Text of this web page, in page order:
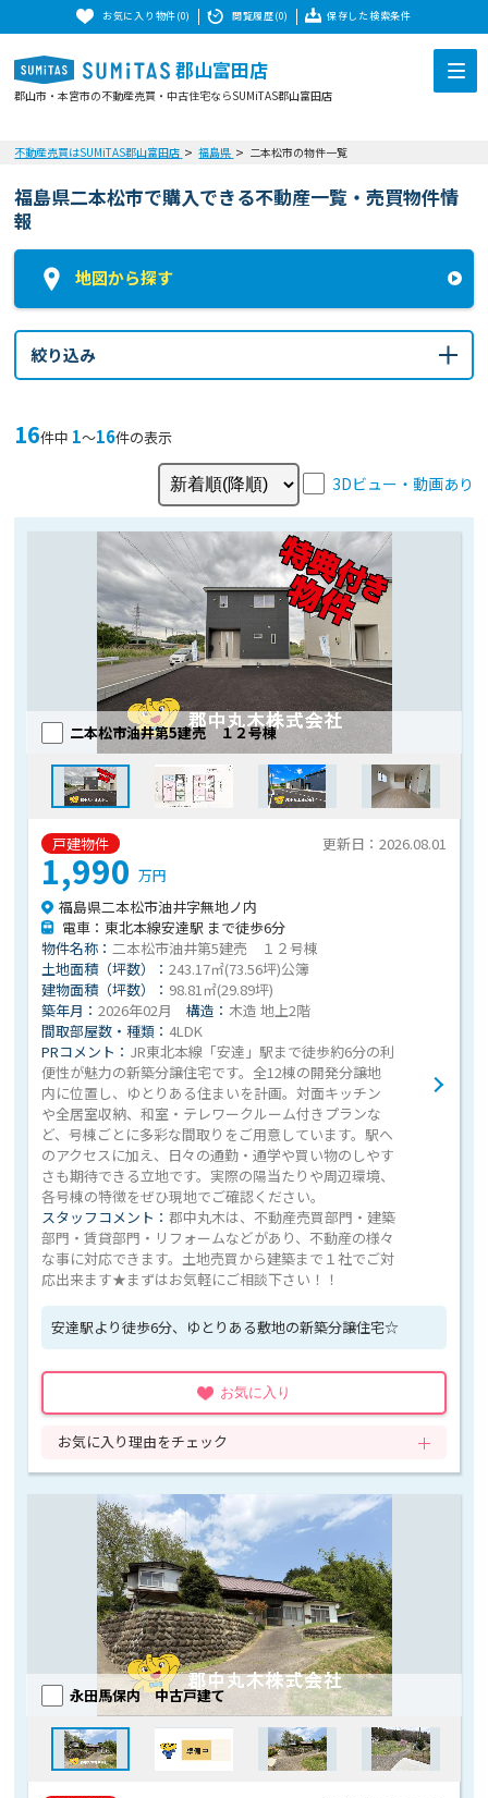
お気に入り物件(0) 閲覧履歴(0) 保存した検索条件
郡山富田店
郡山市・本宮市の不動産売買・中古住宅ならSUMiTAS郡山富田店
不動産売買はSUMiTAS郡山富田店 福島県 二本松市の物件一覧
福島県二本松市で購入できる不動産一覧・売買物件情
報
地図から探す
絞り込み
16件中 1〜16件の表示
3Dビュー・動画あり
戸建物件
二本松市油井第5建売 １２号棟
更新日：2026.08.01
1,990万円
福島県二本松市油井字無地ノ内
電車：東北本線安達駅 まで徒歩6分
物件名称：二本松市油井第5建売 １２号棟
土地面積（坪数）：243.17㎡(73.56坪)公簿
建物面積（坪数）： 98.81㎡(29.89坪)
築年月：2026年02月 構造：木造 地上2階
間取部屋数・種類： 4LDK
PRコメント： JR東北本線「安達」駅まで徒歩約6分の利
便性が魅力の新築分譲住宅です。全12棟の開発分譲地
内に位置し、ゆとりある住まいを計画。対面キッチン
や全居室収納、和室・テレワークルーム付きプランな
ど、号棟ごとに多彩な間取りをご用意しています。駅へ
のアクセスに加え、日々の通勤・通学や買い物のしやす
さも期待できる立地です。実際の陽当たりや周辺環境、
各号棟の特徴をぜひ現地でご確認ください。
スタッフコメント：郡中丸木は、不動産売買部門・建築
部門・賃貸部門・リフォームなどがあり、不動産の様々
な事に対応できます。土地売買から建築まで１社でご対
応出来ます★まずはお気軽にご相談下さい！！
安達駅より徒歩6分、ゆとりある敷地の新築分譲住宅☆
お気に入り
お気に入り理由をチェック
永田馬保内 中古戸建て